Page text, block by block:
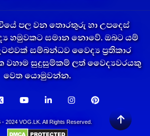
පල වන තොරතුරු හා උපදෙස්
හමුවකට සමාන නොවේ. ඔබට යම්
සම්බන්ධව වෛද්‍ය ප්‍රතිකාර
සුදුසුම්කම් ලත් වෛද්‍යවරයකු
වෙත යොමුවන්න.
- 2024 VOG.LK. All Rights Reserved.